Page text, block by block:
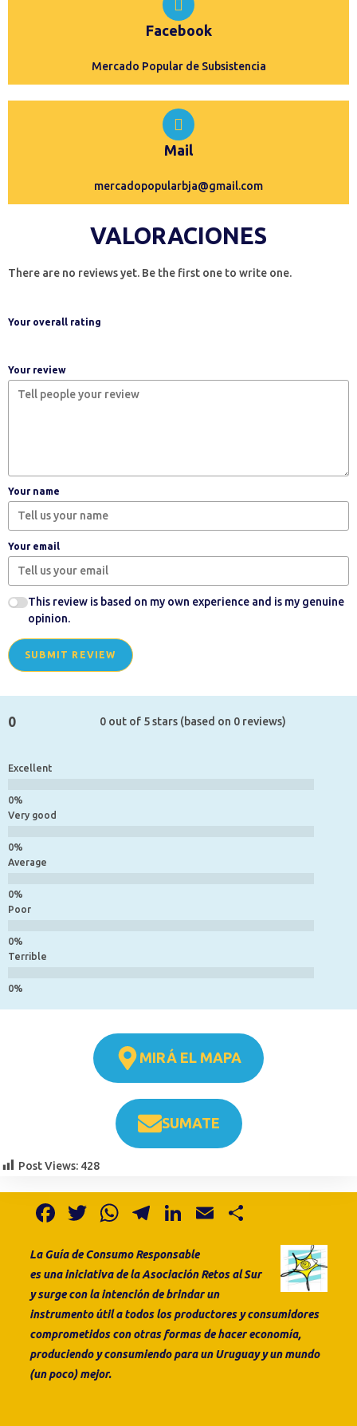
Facebook
Mercado Popular de Subsistencia
Mail
mercadopopularbja@gmail.com
VALORACIONES
There are no reviews yet. Be the first one to write one.
Your overall rating
Your review
Your name
Your email
This review is based on my own experience and is my genuine
opinion.
SUBMIT REVIEW
0 0 out of 5 stars (based on 0 reviews)
Excellent
Very good
Average
Poor
Terrible
MIRÁ EL MAPA
SUMATE
Post Views: 428
F
c
e
b
o
o
T
it
te
r
W
at
s
A
p
p
T
e
gr
a
m
Li
k
e
dI
n
E
l
ar
La Guía de ConsumoResponsable
esunainiciativa de laAsociación Retos al Sur
y surge con la intención de brindar un
instrumento útil a todos los productores y consumidores
comprometidos con otras formas de hacer economía,
produciendo y consumiendo para un Uruguay y un mundo
(un poco) mejor.